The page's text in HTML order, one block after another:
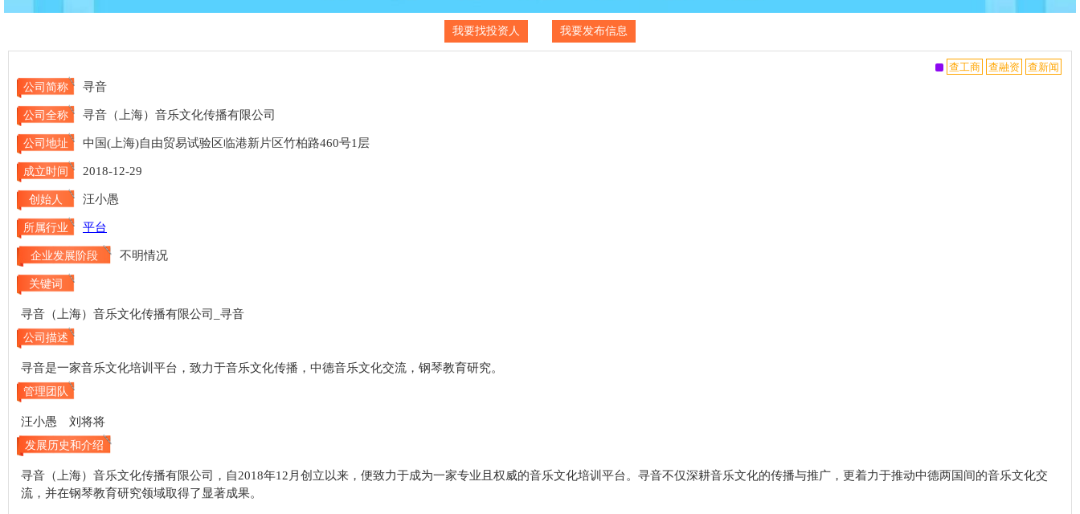
我要找投资人 我要发布信息
公司简称 寻音
公司全称 寻音（上海）音乐文化传播有限公司
公司地址 中国(上海)自由贸易试验区临港新片区竹柏路460号1层
成立时间 2018-12-29
创始人 汪小愚
所属行业 平台
企业发展阶段 不明情况
关键词
寻音（上海）音乐文化传播有限公司_寻音
公司描述
寻音是一家音乐文化培训平台，致力于音乐文化传播，中德音乐文化交流，钢琴教育研究。
管理团队
汪小愚 刘将将
发展历史和介绍
寻音（上海）音乐文化传播有限公司，自2018年12月创立以来，便致力于成为一家专业且权威的音乐文化培训平台。寻音不仅深耕音乐文化的传播与推广，更着力于推动中德两国间的音乐文化交
流，并在钢琴教育研究领域取得了显著成果。